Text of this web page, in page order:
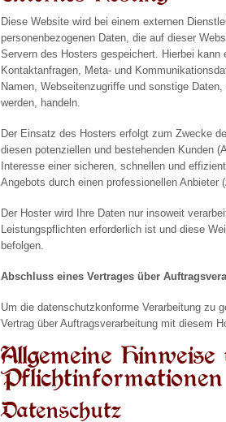
Diese Website wird bei einem externen
personenbezogenen Daten, die auf dieser
Servern des Hosters gespeichert. Hierbei
Kontaktanfragen, Meta- und
Namen, Webseitenzugriffe und sonstige
werden, handeln.
Der Einsatz des Hosters erfolgt zum Zwecke
diesen potenziellen und bestehenden Kunden
Interesse einer sicheren, schnellen und
Angebots durch einen professionellen Anbieter
Der Hoster wird Ihre Daten nur insoweit
Leistungspflichten erforderlich ist und diese
befolgen.
Abschluss eines Vertrages über
Um die datenschutzkonforme Verarbeitung zu
Vertrag über Auftragsverarbeitung mit diesem
Allgemeine Hinweise
Pflichtinformationen
Datenschutz